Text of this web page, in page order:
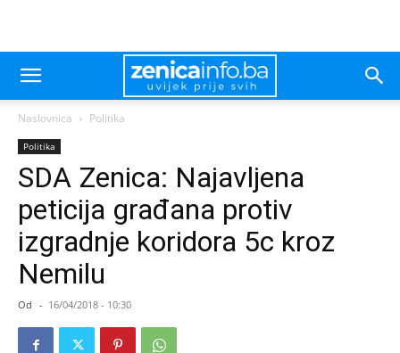
Naslovnica Politika
Politika
SDA Zenica: Najavljena
peticija građana protiv
izgradnje koridora 5c kroz
Nemilu
Od - 16/04/2018 - 10:30